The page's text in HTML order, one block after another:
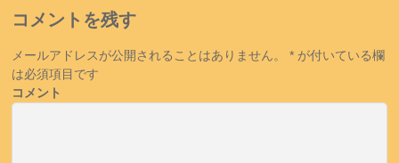
コメントを残す
メールアドレスが公開されることはありません。 * が付いている欄
は必須項目です
コメント